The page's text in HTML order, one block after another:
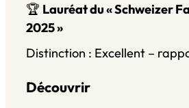
🏆 Lauréat du « Schweizer
2025 »
Distinction : Excellent –
Découvrir